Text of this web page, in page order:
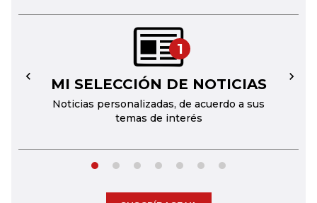
1
MI SELECCIÓN DE NOTICIAS
Noticias personalizadas, de acuerdo a sus
temas de interés
← →